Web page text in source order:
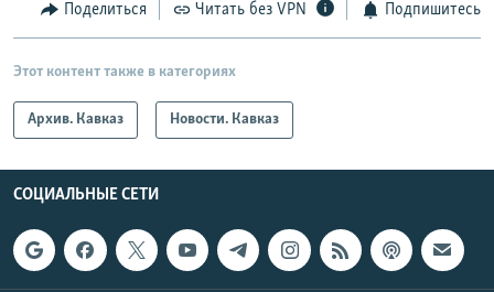
Поделиться Читать без VPN Подпишитесь
Этот контент также в категориях
Архив. Кавказ Новости. Кавказ
СОЦИАЛЬНЫЕ СЕТИ